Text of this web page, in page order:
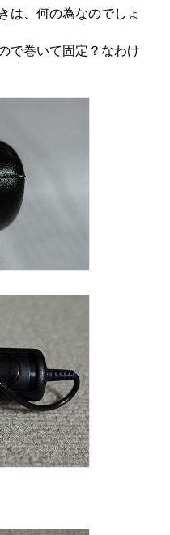
は、何の為なのでしょ
で巻いて固定？なわけ